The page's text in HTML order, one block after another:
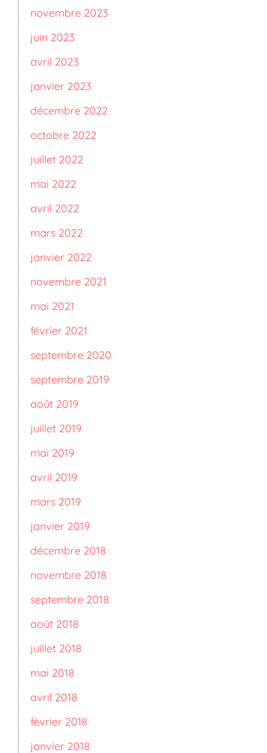
novembre 2023
juin 2023
avril 2023
janvier 2023
décembre 2022
octobre 2022
juillet 2022
mai 2022
avril 2022
mars 2022
janvier 2022
novembre 2021
mai 2021
février 2021
septembre 2020
septembre 2019
août 2019
juillet 2019
mai 2019
avril 2019
mars 2019
janvier 2019
décembre 2018
novembre 2018
septembre 2018
août 2018
juillet 2018
mai 2018
avril 2018
février 2018
janvier 2018